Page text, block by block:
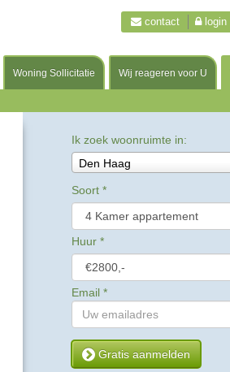
Woning Sollicitatie Wij reageren voor U
contact login
Ik zoek woonruimte in:
Den Haag
Soort *
Huur *
Email *
Gratis aanmelden